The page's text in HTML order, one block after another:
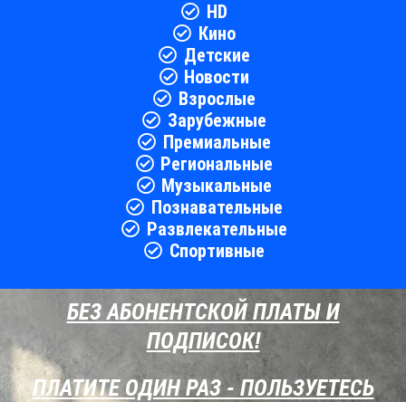
HD
Кино
Детские
Новости
Взрослые
Зарубежные
Премиальные
Региональные
Музыкальные
Познавательные
Развлекательные
Спортивные
БЕЗ АБОНЕНТСКОЙ ПЛАТЫ И
ПОДПИСОК!
ПЛАТИТЕ ОДИН РАЗ - ПОЛЬЗУЕТЕСЬ